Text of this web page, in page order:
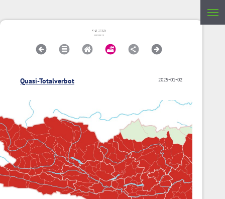
2025-01-02
Quasi-Totalverbot